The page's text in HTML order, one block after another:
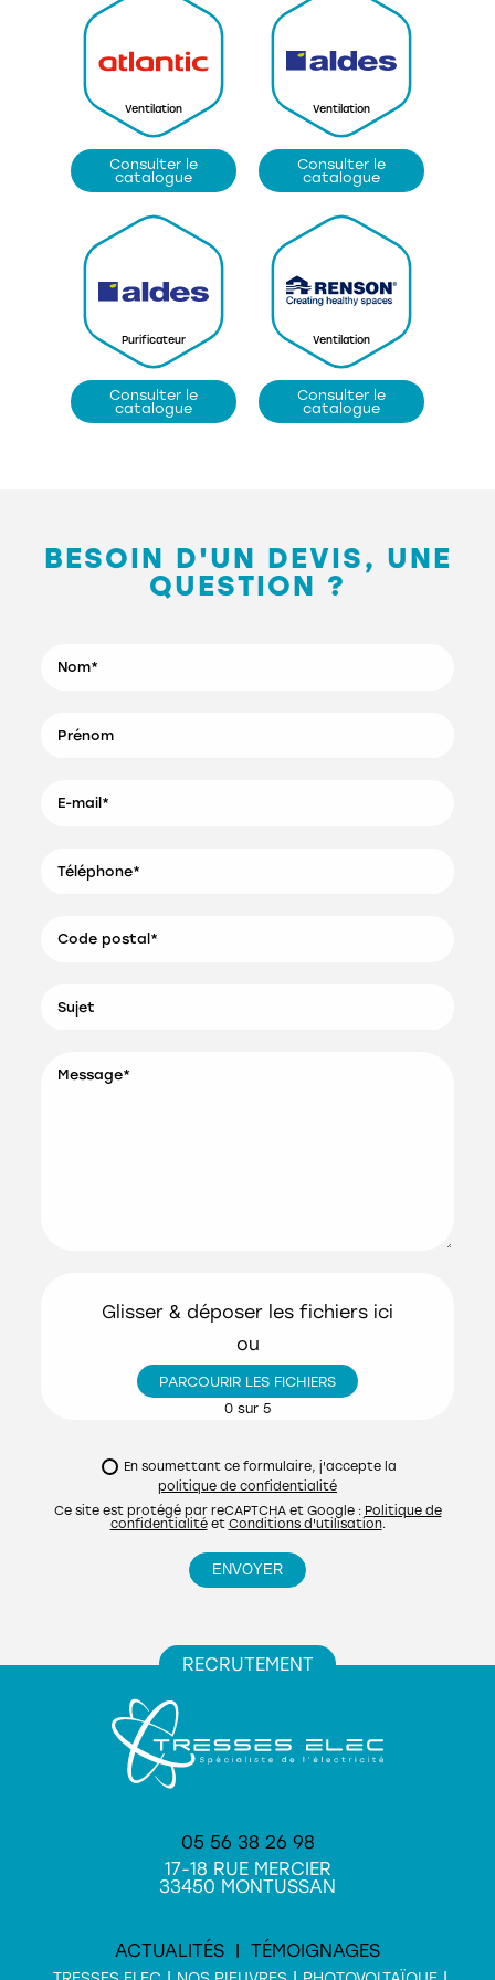
Ventilation
Consulter le
catalogue
Ventilation
Consulter le
catalogue
Purificateur
Consulter le
catalogue
Ventilation
Consulter le
catalogue
BESOIN D'UN DEVIS, UNE
QUESTION ?
Nom*
Prénom
E-mail*
Téléphone*
Code postal*
Sujet
Message*
Glisser & déposer les fichiers ici
ou
PARCOURIR LES FICHIERS
0 sur 5
En soumettant ce formulaire, j'accepte la
politique de confidentialité
Ce site est protégé par reCAPTCHA et Google : Politique de
confidentialitéet Conditions d'utilisation.
RECRUTEMENT
05 56 38 26 98
17-18 RUE MERCIER
33450 MONTUSSAN
ACTUALITÉS TÉMOIGNAGES
REJOINS L’ÉQUIPE
servicetechnique@tresses-elec.fr
D’EMPLOI DU MOMENT :
Electricien / Electricienne du